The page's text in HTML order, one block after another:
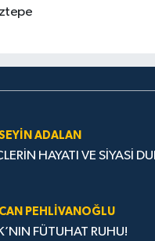
ADALAN
HAYATI VE SİYASİ
PEHLIVANOĞLU
FÜTUHAT RUHU!